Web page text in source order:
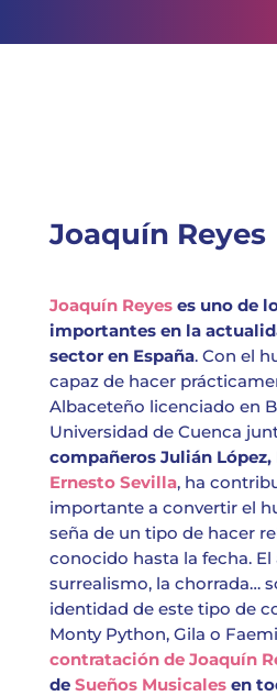
Joaquín Reyes
Joaquín Reyeses uno de
importantes en la
sector en España. Con el
capaz de hacer
Albaceteño licenciado en
Universidad de Cuenca
compañeros Julián López,
Ernesto Sevilla, ha
importante a convertir el
seña de un tipo de hacer
conocido hasta la fecha. El
surrealismo, la chorrada…
identidad de este tipo de
Monty Python, Gila o
contratación de Joaquín
de Sueños Musicalesen